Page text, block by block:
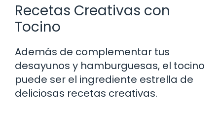
Recetas Creativas con
Tocino
Además de complementar tus
desayunos y hamburguesas, el tocino
puede ser el ingrediente estrella de
deliciosas recetas creativas.